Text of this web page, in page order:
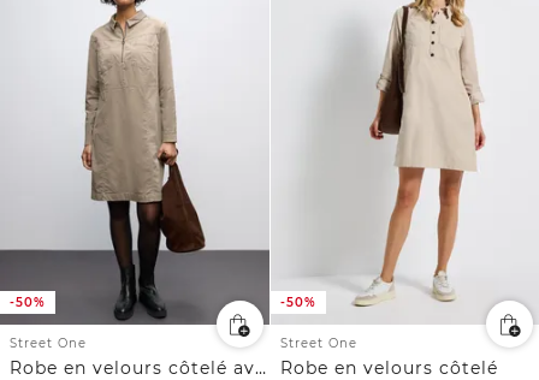
-50%
Street One
Robe en velours côtelé avec fermeture éclair
-50%
Street One
Robe en velours côtelé